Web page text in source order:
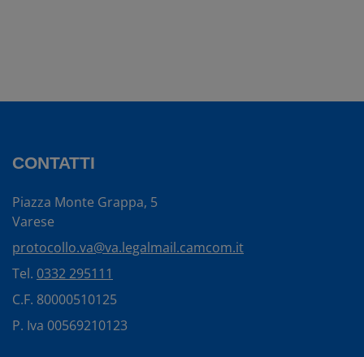
CONTATTI
Piazza Monte Grappa, 5
Varese
protocollo.va@va.legalmail.camcom.it
Tel. 0332 295111
C.F. 80000510125
P. Iva 00569210123